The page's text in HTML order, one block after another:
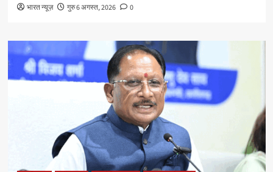
भारत न्यूज़ गुरु 6 अगस्त, 2026 0